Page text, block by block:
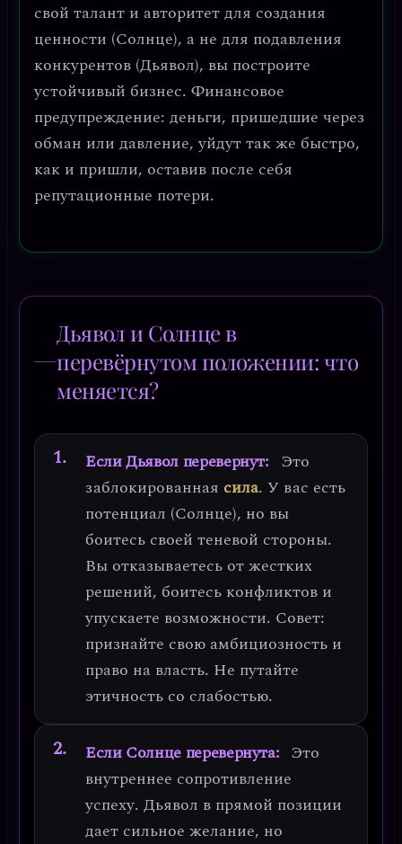
свой талант и авторитет для создания
ценности (Солнце), а не для подавления
конкурентов (Дьявол), вы построите
устойчивый бизнес. Финансовое
предупреждение: деньги, пришедшие через
обман или давление, уйдут так же быстро,
как и пришли, оставив после себя
репутационные потери.
Дьявол и Солнце в
перевёрнутом положении: что
меняется?
Если Дьявол перевернут: Это
заблокированная сила. У вас есть
потенциал (Солнце), но вы
боитесь своей теневой стороны.
Вы отказываетесь от жестких
решений, боитесь конфликтов и
упускаете возможности. Совет:
признайте свою амбициозность и
право на власть. Не путайте
этичность со слабостью.
Если Солнце перевернута: Это
внутреннее сопротивление
успеху. Дьявол в прямой позиции
дает сильное желание, но